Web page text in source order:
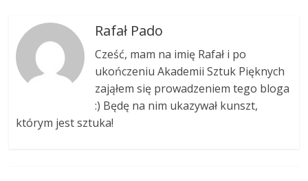
Rafał Pado
Cześć, mam na imię Rafał i po
ukończeniu Akademii Sztuk Pięknych
zająłem się prowadzeniem tego bloga
:) Będę na nim ukazywał kunszt,
którym jest sztuka!